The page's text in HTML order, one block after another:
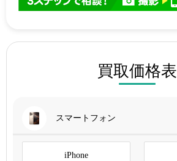
買取価格表
スマートフォン
iPhone